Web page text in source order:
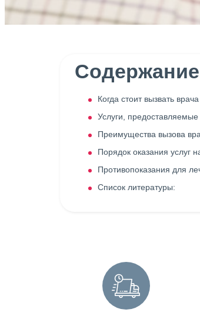
Содержание
Когда стоит вызвать
Услуги,
Преимущества вызова
Порядок оказания услуг
Противопоказания для
Список литературы: